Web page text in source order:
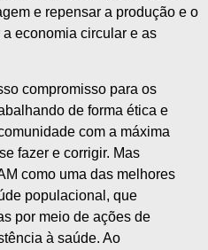
e repensar a produção e o
economia circular e as
compromisso para os
de forma ética e
com a máxima
fazer e corrigir. Mas
como uma das melhores
populacional, que
por meio de ações de
à saúde. Ao